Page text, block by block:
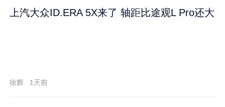
上汽大众ID.ERA 5X来了 轴距比途观L Pro还大
徐辉 1天前